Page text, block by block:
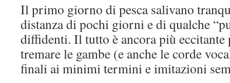
Il primo giorno di pesca salivano
distanza di pochi giorni e di qualche
diffidenti. Il tutto è ancora più
tremare le gambe (e anche le corde
finali ai minimi termini e imitazioni